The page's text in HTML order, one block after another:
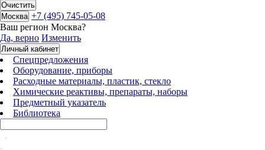
Очистить
Москва +7 (495) 745-05-08
Ваш регион Москва?
Да, верно Изменить
Личный кабинет
Спецпредложения
Оборудование, приборы
Расходные материалы, пластик, стекло
Химические реактивы, препараты, наборы
Предметный указатель
Библиотека